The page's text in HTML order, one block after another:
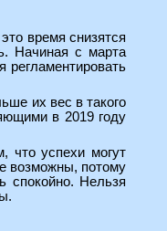
время снизятся
Начиная с марта
регламентировать
их вес в такого
в 2019 году
что успехи могут
возможны, потому
спокойно. Нельзя